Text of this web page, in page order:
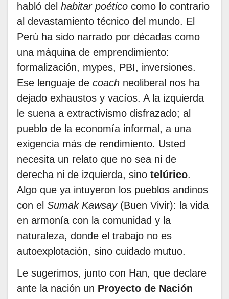
habló del habitar poético como lo contrario
al devastamiento técnico del mundo. El
Perú ha sido narrado por décadas como
una máquina de emprendimiento:
formalización, mypes, PBI, inversiones.
Ese lenguaje de coach neoliberal nos ha
dejado exhaustos y vacíos. A la izquierda
le suena a extractivismo disfrazado; al
pueblo de la economía informal, a una
exigencia más de rendimiento. Usted
necesita un relato que no sea ni de
derecha ni de izquierda, sino telúrico.
Algo que ya intuyeron los pueblos andinos
con el Sumak Kawsay(Buen Vivir): la vida
en armonía con la comunidad y la
naturaleza, donde el trabajo no es
autoexplotación, sino cuidado mutuo.
Le sugerimos, junto con Han, que declare
ante la nación un Proyecto de Nación